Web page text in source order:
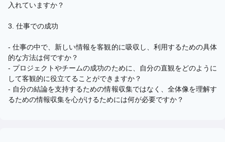
入れていますか？
3. 仕事での成功
- 仕事の中で、新しい情報を客観的に吸収し、利用するための具体
的な方法は何ですか？
- プロジェクトやチームの成功のために、自分の直観をどのように
して客観的に役立てることができますか？
- 自分の結論を支持するための情報収集ではなく、全体像を理解す
るための情報収集を心がけるためには何が必要ですか？